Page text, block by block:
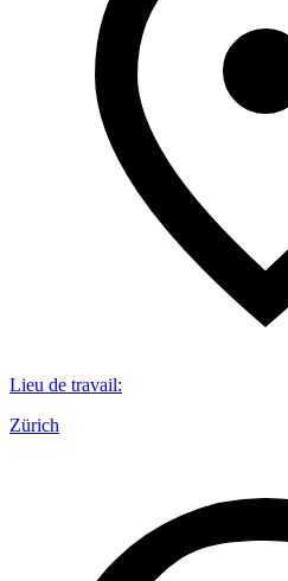
Lieu de travail:
Zürich